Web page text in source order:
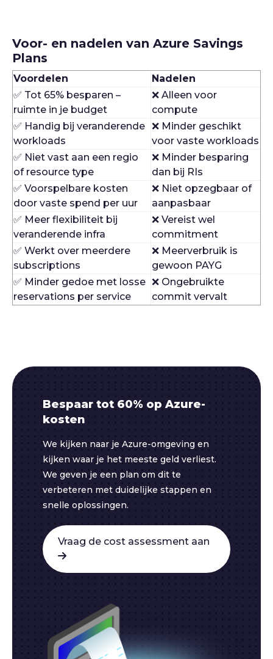
Voor- en nadelen van Azure Savings
Plans
Voordelen
Nadelen
✅ Tot 65% besparen –
ruimte in je budget
❌ Alleen voor
compute
✅ Handig bij veranderende
workloads
❌ Minder geschikt
voor vaste workloads
✅ Niet vast aan een regio
of resource type
❌ Minder besparing
dan bij RIs
✅ Voorspelbare kosten
door vaste spend per uur
❌ Niet opzegbaar of
aanpasbaar
✅ Meer flexibiliteit bij
veranderende infra
❌ Vereist wel
commitment
✅ Werkt over meerdere
subscriptions
❌ Meerverbruik is
gewoon PAYG
✅ Minder gedoe met losse
reservations per service
❌ Ongebruikte
commit vervalt
Bespaar tot 60% op Azure-
kosten
We kijken naar je Azure-omgeving en
kijken waar je het meeste geld verliest.
We geven je een plan om dit te
verbeteren met duidelijke stappen en
snelle oplossingen.
Vraag de cost assessment aan